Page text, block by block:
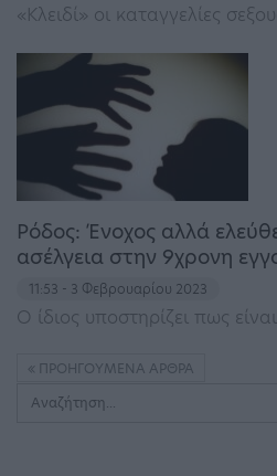
«Κλειδί» οι καταγγελίες
Ρόδος: Ένοχος αλλά
ασέλγεια στην 9χρονη
11:53 - 3 Φεβρουαρίου 2023
Ο ίδιος υποστηρίζει πως
ΠΡΟΗΓΟΎΜΕΝΑ ΆΡΘΡΑ